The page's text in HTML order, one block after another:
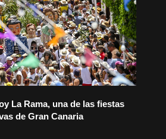
La Rama, una de las fiestas
de Gran Canaria